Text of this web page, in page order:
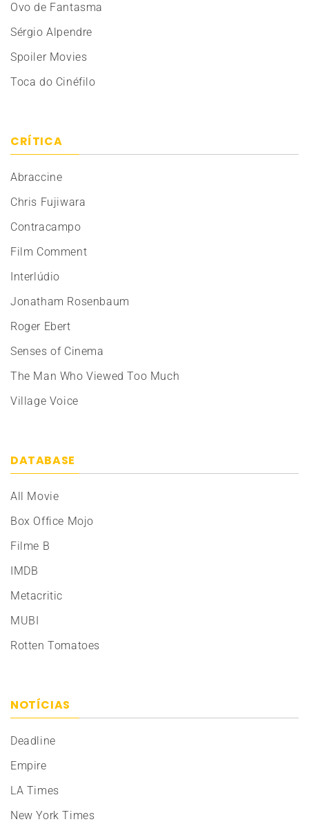
Ovo de Fantasma
Sérgio Alpendre
Spoiler Movies
Toca do Cinéfilo
CRÍTICA
Abraccine
Chris Fujiwara
Contracampo
Film Comment
Interlúdio
Jonatham Rosenbaum
Roger Ebert
Senses of Cinema
The Man Who Viewed Too Much
Village Voice
DATABASE
All Movie
Box Office Mojo
Filme B
IMDB
Metacritic
MUBI
Rotten Tomatoes
NOTÍCIAS
Deadline
Empire
LA Times
New York Times